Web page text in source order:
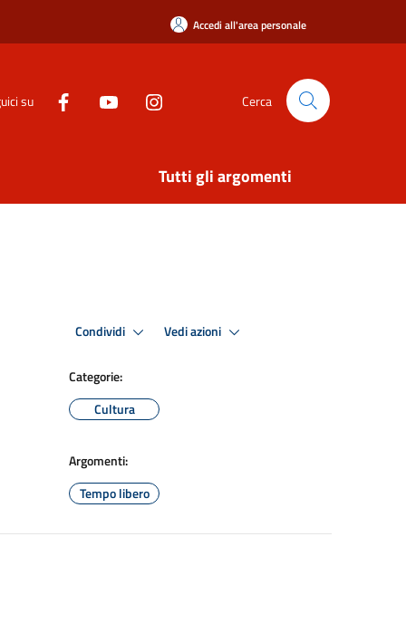
Accedi all'area personale
su Cerca
Tutti gli argomenti
Condividi Vedi azioni
Categorie:
Cultura
Argomenti:
Tempo libero